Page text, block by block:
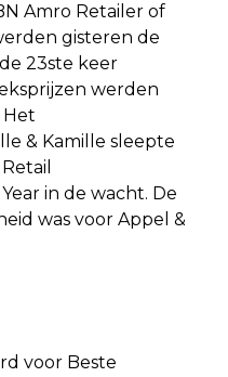
Amro Retailer of
gisteren de
23ste keer
werden
& Kamille sleepte
in de wacht. De
was voor Appel &
voor Beste